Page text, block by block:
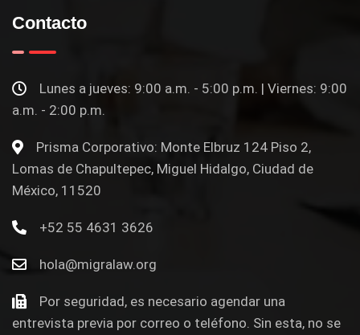
Contacto
Lunes a jueves: 9:00 a.m. - 5:00 p.m. | Viernes: 9:00
a.m. - 2:00 p.m.
Prisma Corporativo: Monte Elbruz 124 Piso 2,
Lomas de Chapultepec, Miguel Hidalgo, Ciudad de
México, 11520
+52 55 4631 3626
hola@migralaw.org
Por seguridad, es necesario agendar una
entrevista previa por correo o teléfono. Sin esta, no se